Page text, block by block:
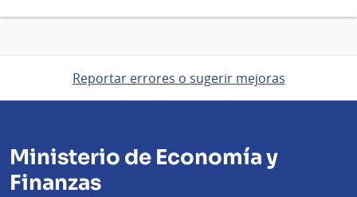
Reportar errores o sugerir mejoras
Ministerio de Economía y
Finanzas